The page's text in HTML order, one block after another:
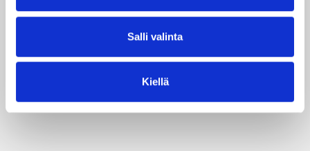
Salli valinta
Kiellä